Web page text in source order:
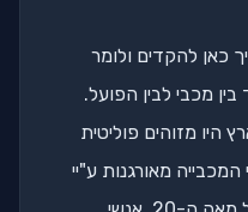
כאן להקדים ולומר
מכבי לבין הפועל.
היו מזוהים פוליטית
מאורגנות ע"יי